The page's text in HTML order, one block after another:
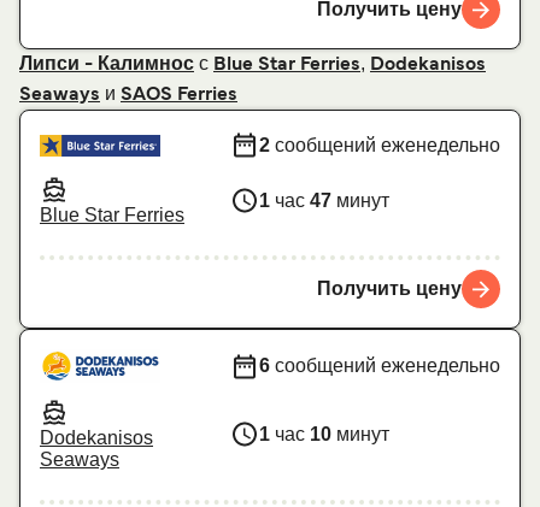
Получить цену
Липси - Калимнос с Blue Star Ferries, Dodekanisos
Seaways и SAOS Ferries
Blue Star Ferries
2 сообщений еженедельно
1 час 47 минут
Получить цену
Dodekanisos
Seaways
6 сообщений еженедельно
1 час 10 минут